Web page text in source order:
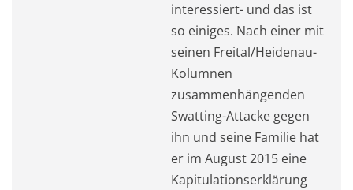
interessiert- und das ist
so einiges. Nach einer mit
seinen Freital/Heidenau-
Kolumnen
zusammenhängenden
Swatting-Attacke gegen
ihn und seine Familie hat
er im August 2015 eine
Kapitulationserklärung